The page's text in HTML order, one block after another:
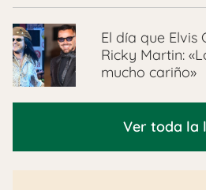
El día que Elvis
Ricky Martin:
mucho cariño»
Ver toda la